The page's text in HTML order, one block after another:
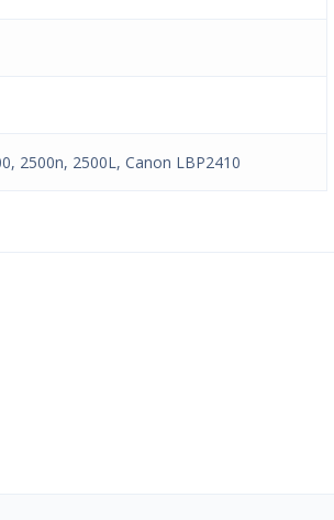
2500n, 2500L, Canon LBP2410